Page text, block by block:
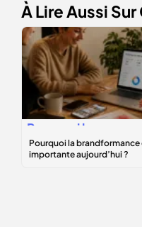
À Lire Aussi Sur
Pourquoi la
brandformance
est importante